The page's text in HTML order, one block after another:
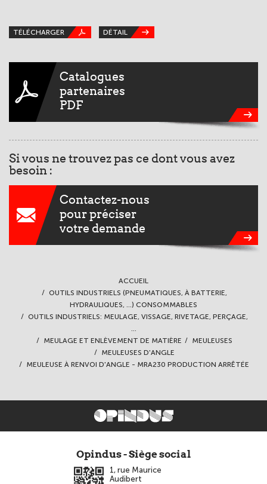
TÉLÉCHARGER DÉTAIL
Catalogues
partenaires
PDF
Si vous ne trouvez pas ce dont vous avez
besoin :
Contactez-nous
pour préciser
votre demande
ACCUEIL
OUTILS INDUSTRIELS (PNEUMATIQUES, À BATTERIE,
HYDRAULIQUES, ...) CONSOMMABLES
OUTILS INDUSTRIELS: MEULAGE, VISSAGE, RIVETAGE, PERÇAGE,
...
MEULAGE ET ENLÈVEMENT DE MATIÈRE
MEULEUSES
MEULEUSES D'ANGLE
MEULEUSE À RENVOI D'ANGLE - MRA230 PRODUCTION ARRÊTÉE
Opindus - Siège social
1, rue Maurice
Audibert